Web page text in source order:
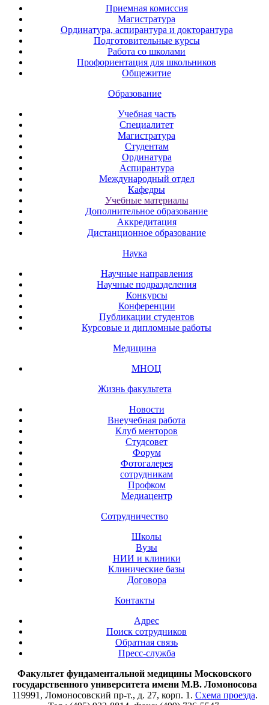
Приемная комиссия
Магистратура
Ординатура, аспирантура и докторантура
Подготовительные курсы
Работа со школами
Профориентация для школьников
Общежитие
Образование
Учебная часть
Специалитет
Магистратура
Студентам
Ординатура
Аспирантура
Международный отдел
Кафедры
Учебные материалы
Дополнительное образование
Аккредитация
Дистанционное образование
Наука
Научные направления
Научные подразделения
Конкурсы
Конференции
Публикации студентов
Курсовые и дипломные работы
Медицина
МНОЦ
Жизнь факультета
Новости
Внеучебная работа
Клуб менторов
Студсовет
Форум
Фотогалерея
сотрудникам
Профком
Медиацентр
Сотрудничество
Школы
Вузы
НИИ и клиники
Клинические базы
Договора
Контакты
Адрес
Поиск сотрудников
Обратная связь
Пресс-служба
Факультет фундаментальной медицины Московского
государственного университета имени М.В. Ломоносова
119991, Ломоносовский пр-т., д. 27, корп. 1. Схема проезда.